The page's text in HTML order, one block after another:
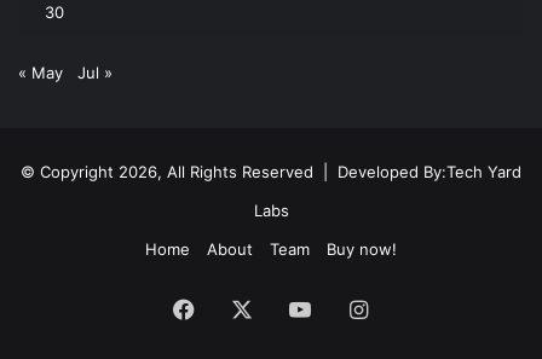
30
« May Jul »
© Copyright 2026, All Rights Reserved | Developed By:Tech Yard
Labs
Home
About Team Buy now!
Facebook YouTubeInstagram